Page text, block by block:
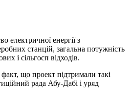
електричної енергії з
станцій, загальна потужність
і сільгосп відходів.
що проект підтримали такі
рада Абу-Дабі і уряд